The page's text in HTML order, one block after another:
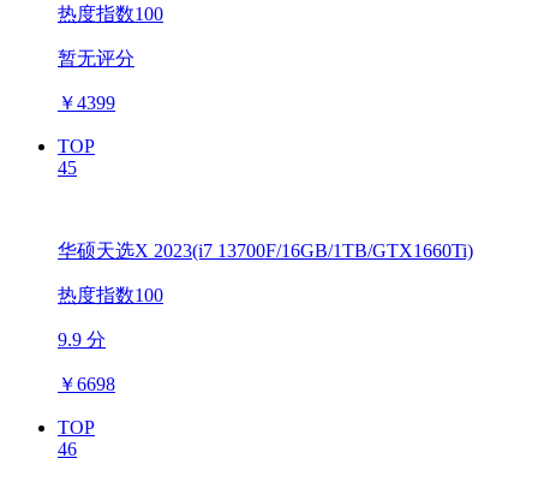
热度指数100
暂无评分
￥4399
TOP
45
华硕天选X 2023(i7 13700F/16GB/1TB/GTX1660Ti)
热度指数100
9.9 分
￥6698
TOP
46